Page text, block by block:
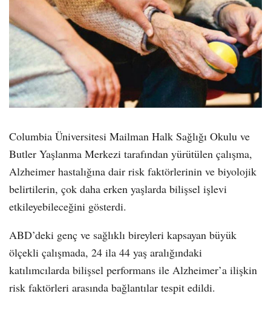
Columbia Üniversitesi Mailman Halk Sağlığı Okulu ve
Butler Yaşlanma Merkezi tarafından yürütülen çalışma,
Alzheimer hastalığına dair risk faktörlerinin ve biyolojik
belirtilerin, çok daha erken yaşlarda bilişsel işlevi
etkileyebileceğini gösterdi.
ABD’deki genç ve sağlıklı bireyleri kapsayan büyük
ölçekli çalışmada, 24 ila 44 yaş aralığındaki
katılımcılarda bilişsel performans ile Alzheimer’a ilişkin
risk faktörleri arasında bağlantılar tespit edildi.